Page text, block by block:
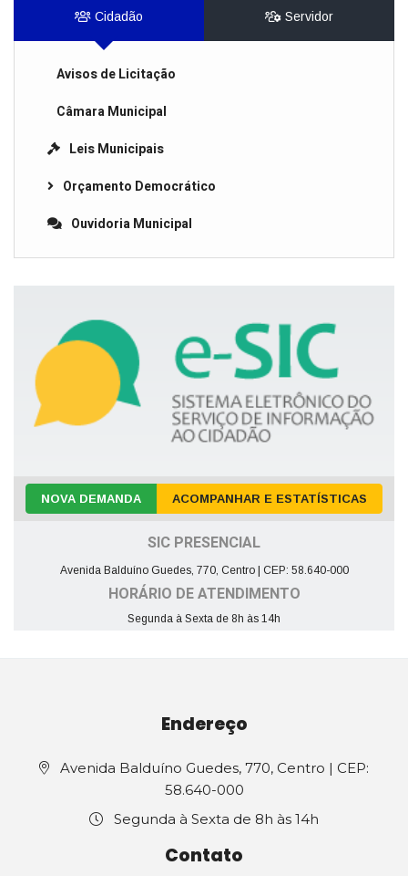
Cidadão Servidor
Avisos de Licitação
Câmara Municipal
Leis Municipais
Orçamento Democrático
Ouvidoria Municipal
NOVA DEMANDA ACOMPANHAR E ESTATÍSTICAS
SIC PRESENCIAL
Avenida Balduíno Guedes, 770, Centro | CEP: 58.640-000
HORÁRIO DE ATENDIMENTO
Segunda à Sexta de 8h às 14h
Endereço
Avenida Balduíno Guedes, 770, Centro | CEP:
58.640-000
Segunda à Sexta de 8h às 14h
Contato